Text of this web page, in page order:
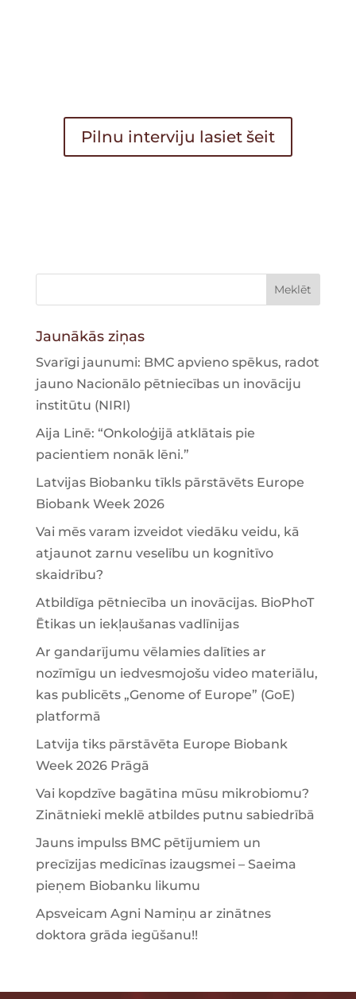
Pilnu interviju lasiet šeit
Jaunākās ziņas
Svarīgi jaunumi: BMC apvieno spēkus, radot
jauno Nacionālo pētniecības un inovāciju
institūtu (NIRI)
Aija Linē: “Onkoloģijā atklātais pie
pacientiem nonāk lēni.”
Latvijas Biobanku tīkls pārstāvēts Europe
Biobank Week 2026
Vai mēs varam izveidot viedāku veidu, kā
atjaunot zarnu veselību un kognitīvo
skaidrību?
Atbildīga pētniecība un inovācijas. BioPhoT
Ētikas un iekļaušanas vadlīnijas
Ar gandarījumu vēlamies dalīties ar
nozīmīgu un iedvesmojošu video materiālu,
kas publicēts „Genome of Europe” (GoE)
platformā
Latvija tiks pārstāvēta Europe Biobank
Week 2026 Prāgā
Vai kopdzīve bagātina mūsu mikrobiomu?
Zinātnieki meklē atbildes putnu sabiedrībā
Jauns impulss BMC pētījumiem un
precīzijas medicīnas izaugsmei – Saeima
pieņem Biobanku likumu
Apsveicam Agni Namiņu ar zinātnes
doktora grāda iegūšanu!!